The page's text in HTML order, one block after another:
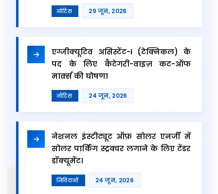
नोटिस 29 जून, 2026
एग्जीक्यूटिव असिस्टेंट-I (टेक्निकल) के
पद के लिए कैटेगरी-वाइज़ कट-ऑफ
मार्क्स की घोषणा
नोटिस 24 जून, 2026
नेशनल इंस्टीट्यूट ऑफ़ सोलर एनर्जी में
सोलर पार्किंग स्ट्रक्चर लगाने के लिए टेंडर
डॉक्यूमेंट।
निविदाओं 24 जून, 2026